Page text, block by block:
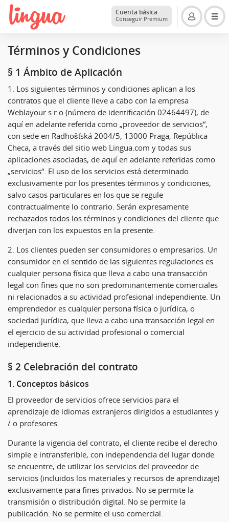
Cuenta básica
Conseguir Premium
Términos y Condiciones
§ 1 Ámbito de Aplicación
1. Los siguientes términos y condiciones aplican a los
contratos que el cliente lleve a cabo con la empresa
Weblayour s.r.o (número de identificación 02464497), de
aquí en adelante referida como „proveedor de servicios“,
con sede en Radhošťská 2004/5, 13000 Praga, República
Checa, a través del sitio web Lingua.com y todas sus
aplicaciones asociadas, de aquí en adelante referidas como
„servicios“. El uso de los servicios está determinado
exclusivamente por los presentes términos y condiciones,
salvo casos particulares en los que se regule
contractualmente lo contrario. Serán expresamente
rechazados todos los términos y condiciones del cliente que
diverjan con los expuestos en la presente.
2. Los clientes pueden ser consumidores o empresarios. Un
consumidor en el sentido de las siguientes regulaciones es
cualquier persona física que lleva a cabo una transacción
legal con fines que no son predominantemente comerciales
ni relacionados a su actividad profesional independiente. Un
emprendedor es cualquier persona física o jurídica, o
sociedad jurídica, que lleva a cabo una transacción legal en
el ejercicio de su actividad profesional o comercial
independiente.
§ 2 Celebración del contrato
1. Conceptos básicos
El proveedor de servicios ofrece servicios para el
aprendizaje de idiomas extranjeros dirigidos a estudiantes y
/ o profesores.
Durante la vigencia del contrato, el cliente recibe el derecho
simple e intransferible, con independencia del lugar donde
se encuentre, de utilizar los servicios del proveedor de
servicios (incluidos los materiales y recursos de aprendizaje)
exclusivamente para fines privados. No se permite la
transmisión o distribución digital. No se permite la
publicación. No se permite el uso comercial.